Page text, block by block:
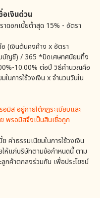
มในการใช้วงเงิน (อัตราต่ำ
ด 25.00% ต่อปี)
15.00% ต่อปี
0.00%-10.00% ต่อปี
าธรรมเนียมในการใช้วงเงิน
ษัทกำหนด)
งานราชการ
าทต่อทุกๆ วงเงินที่อนุมัติ
ล็กทรอนิกส์ หรือช่องทางการ
เชื่อส่วนบุคคลผ่านเว็บไซต์
ริษัท ซึ่งมาจากการเข้าถึง
กบุคคลที่สาม
(ธปท.)
ติ จำกัด (เครดิตบูโร)
บปรามการฟอกเงิน (ปปง.)
วมถึงเว็บไซต์ข้อมูลข่าวสาร)
ยงานภายใต้การกำกับดูแล
จำกัดเพียง สำนักงานหลัก
สช.) ราชกิจจานุเบกษา
ลูกค้าสำหรับเวลาตรวจสอบ
อเงินด่วน
ดอกเบี้ยต่ำสุด 15% - อัตรา
(เงินต้นคงค้าง x อัตรา
บัญชี) / 365 *ปัดเศษทศนิยมทิ้ง
10.00% ต่อปี วิธีคำนวณคือ
นการใช้วงเงิน x จำนวนวันใน
มิส อยู่ภายใต้กฏระเบียบและ
พรอมิสจึงเป็นสินเชื่อถูก
ค่าธรรมเนียมในการใช้วงเงิน
ให้แก่บริษัทตามข้อกำหนดนี้ ตาม
กค้าตกลงร่วมกัน เพื่อประโยชน์